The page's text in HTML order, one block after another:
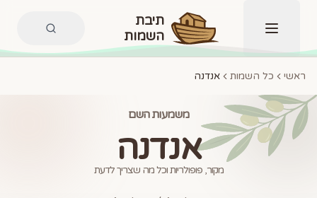
תפריט
תיבת
השמות
ראשי כל השמות אנדנה
משמעות השם
אנדנה
מקור, פופולריות וכל מה שצריך לדעת